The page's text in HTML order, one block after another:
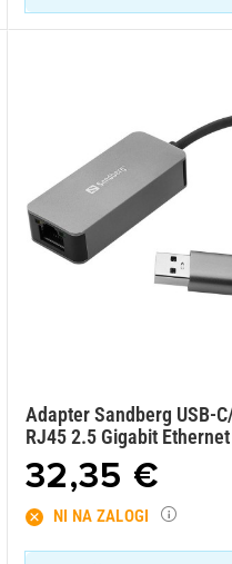
Adapter Sandberg USB-
RJ45 2.5 Gigabit Ethernet
32,35 €
NI NA ZALOGI